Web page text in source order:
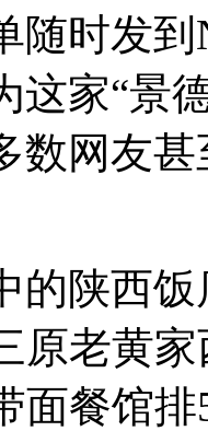
随时发
这家“景
数网友
的陕西
原老黄
面餐馆